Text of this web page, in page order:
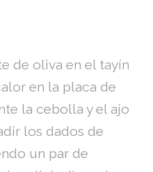
de oliva en el tayín
en la placa de
la cebolla y el ajo
los dados de
un par de